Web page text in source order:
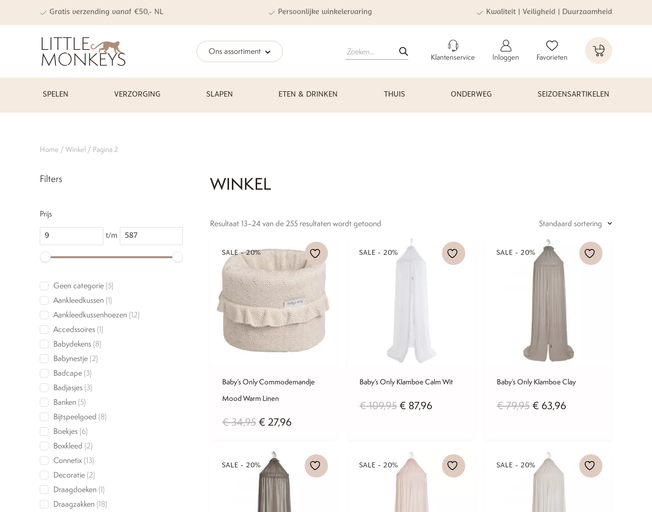
Gratis verzending vanaf €50,- NL Persoonlijke winkelervaring Kwaliteit | Veiligheid | Duurzaamheid
Ons assortiment Producten
zoeken Klantenservice Inloggen Favorieten
SPELEN VERZORGING SLAPEN ETEN & DRINKEN THUIS ONDERWEG SEIZOENSARTIKELEN
Home / Winkel / Pagina 2
Filters
Prijs
t/m
Geen categorie 55
products
Aankleedkussen 11
product
Aankleedkussenhoezen 1212
Accedssoires 11
Babydekens 88
Babynestje 22
Badcape 33
products
Badjasjes 33
Banken 55
products
Bijtspeelgoed 88
Boekjes 66
products
Boxkleed 22
products
Connetix 1313
products
Decoratie 22
products
Draagdoeken 11
product
Draagzakken 1818
WINKEL
Resultaat 13–24 van de 255 resultaten wordt getoond
SALE - 20%
Baby’s Only Commodemandje
Mood Warm Linen
€34,95 Oorspronkelijke
€ 34,95.
€ 27,96Huidige
€ 27,96.
SALE - 20%
Baby’s Only Klamboe Calm Wit
€109,95 Oorspronkelijke
€ 87,96Huidige
SALE - 20%
Baby’s Only Klamboe Clay
€79,95 Oorspronkelijke
€ 63,96Huidige
SALE - 20% SALE - 20% SALE - 20%